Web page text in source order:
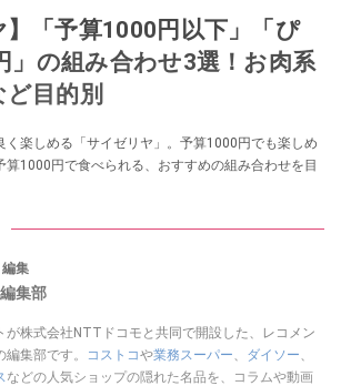
】「予算1000円以下」「ぴ
」の組み合わせ3選！お肉系
目的別
く楽しめる「サイゼリヤ」。予算1000円でも楽しめ
算1000円で食べられる、おすすめの組み合わせを目
集
集部
が株式会社NTTドコモと共同で開設した、レコメン
集部です。
コストコや業務スーパー ダイソー
などの人気ショップの隠れた名品を、コラムや動画